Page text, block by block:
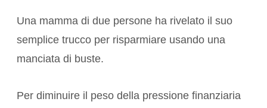
Una mamma di due persone ha rivelato il suo
semplice trucco per risparmiare usando una
manciata di buste.
Per diminuire il peso della pressione finanziaria